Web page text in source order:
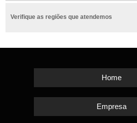
Verifique as regiões que atendemos
Home
Empresa